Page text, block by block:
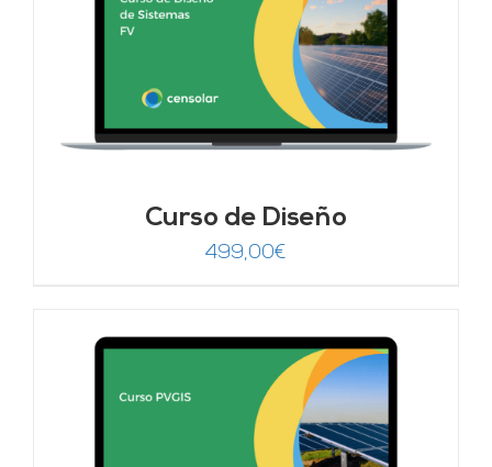
Curso de Diseño
499,00€